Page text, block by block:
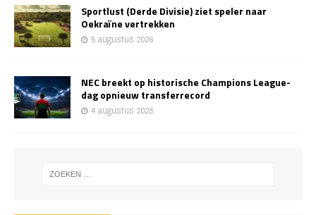
Sportlust (Derde Divisie) ziet speler naar
Oekraïne vertrekken
5 augustus 2026
NEC breekt op historische Champions League-
dag opnieuw transferrecord
4 augustus 2026